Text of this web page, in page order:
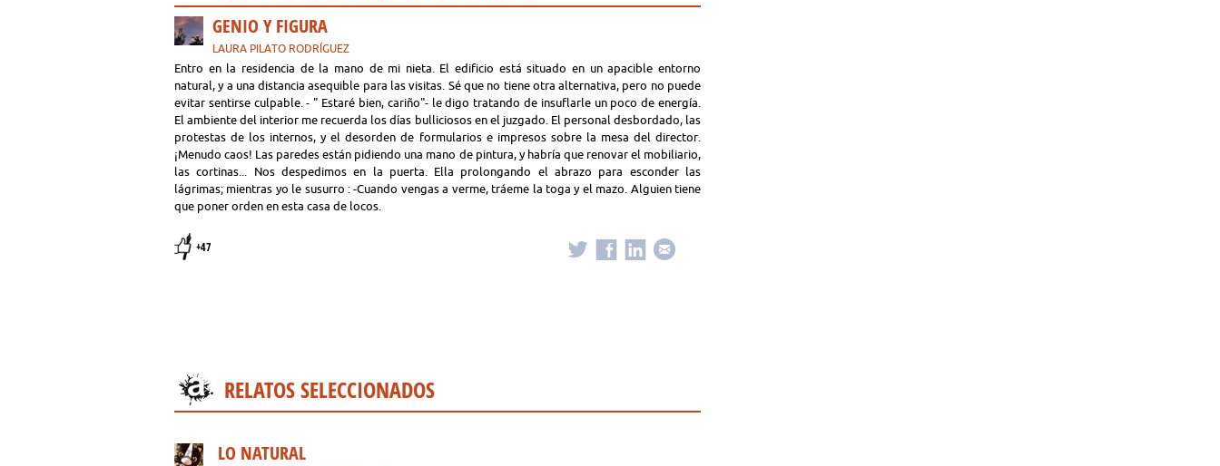
GENIO Y FIGURA
LAURA PILATO RODRÍGUEZ
Entro en la residencia de la mano de mi nieta. El edificio está situado en un apacible entorno
natural, y a una distancia asequible para las visitas. Sé que no tiene otra alternativa, pero no puede
evitar sentirse culpable. - " Estaré bien, cariño"- le digo tratando de insuflarle un poco de energía.
El ambiente del interior me recuerda los días bulliciosos en el juzgado. El personal desbordado, las
protestas de los internos, y el desorden de formularios e impresos sobre la mesa del director.
¡Menudo caos! Las paredes están pidiendo una mano de pintura, y habría que renovar el mobiliario,
las cortinas... Nos despedimos en la puerta. Ella prolongando el abrazo para esconder las
lágrimas; mientras yo le susurro : -Cuando vengas a verme, tráeme la toga y el mazo. Alguien tiene
que poner orden en esta casa de locos.
+47
RELATOS SELECCIONADOS
LO NATURAL